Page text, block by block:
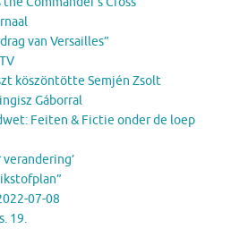
van Versailles”
köszöntötte Semjén Zsolt
Gáborral
Feiten & Fictie onder de loep
07-08
19.